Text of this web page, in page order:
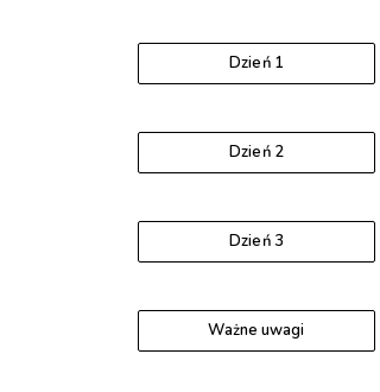
Dzień 1
Dzień 2
Dzień 3
Ważne uwagi